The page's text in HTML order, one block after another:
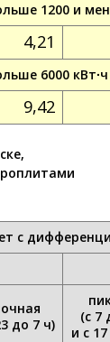
1200 и
4,21
6000 кВт∙ч
9,42
с
до 7 ч)
(с 7
и с